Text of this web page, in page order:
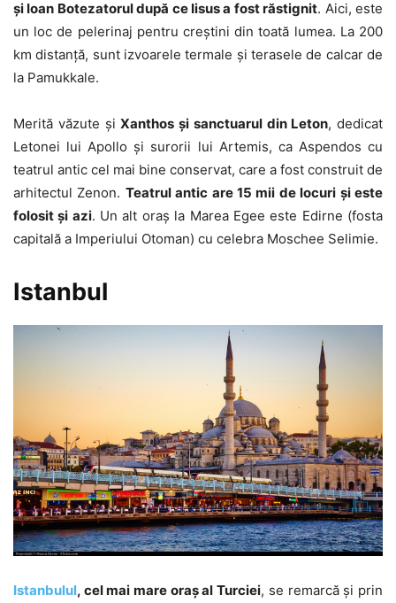
și Ioan Botezatorul după ce Iisus a fost răstignit. Aici, este
un loc de pelerinaj pentru creștini din toată lumea. La 200
km distanță, sunt izvoarele termale și terasele de calcar de
la Pamukkale.
Merită văzute șiXanthos și sanctuarul din Leton, dedicat
Letonei lui Apollo și surorii lui Artemis, ca Aspendos cu
teatrul antic cel mai bine conservat, care a fost construit de
arhitectul Zenon. Teatrul antic are 15 mii de locuri și este
folosit și azi. Un alt oraș la Marea Egee este Edirne (fosta
capitală a Imperiului Otoman) cu celebra Moschee Selimie.
Istanbul
Istanbulul, cel mai mare oraș al Turciei, se remarcă și prin